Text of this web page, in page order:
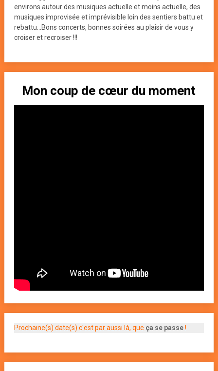
environs autour des musiques actuelle et moins actuelle, des
musiques improvisée et imprévisible loin des sentiers battu et
rebattu...Bons concerts, bonnes soirées au plaisir de vous y
croiser et recroiser !!!
Mon coup de cœur du moment
Prochaine(s) date(s) c'est par aussi là, que ça se passe!